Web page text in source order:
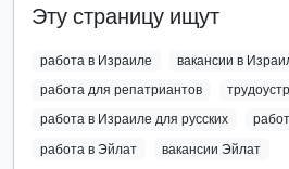
Эту страницу ищут
работа в Израиле
вакансии в
работа для репатриантов
работа в Израиле для русских
работа в Эйлат
вакансии Эйлат